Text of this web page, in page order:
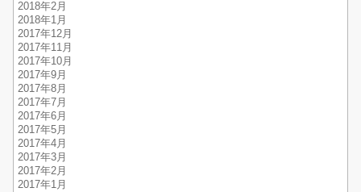
2018年2月
2018年1月
2017年12月
2017年11月
2017年10月
2017年9月
2017年8月
2017年7月
2017年6月
2017年5月
2017年4月
2017年3月
2017年2月
2017年1月